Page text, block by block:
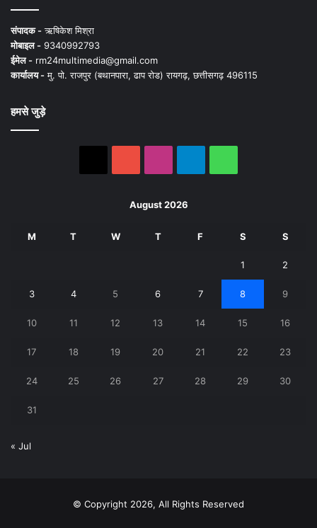
संपादक -ऋषिकेश मिश्रा
मोबाइल - 9340992793
ईमेल - rm24multimedia@gmail.com
कार्यालय -मु. पो. राजपुर (बथानपारा, ढाप रोड) रायगढ़, छत्तीसगढ़ 496115
हमसे जुड़े
August 2026
M T W T F S S
1 2
3 4 5 6 7 8 9
10 11 12 13 14 15 16
17 18 19 20 21 22 23
24 25 26 27 28 29 30
31
« Jul
© Copyright 2026, All Rights Reserved